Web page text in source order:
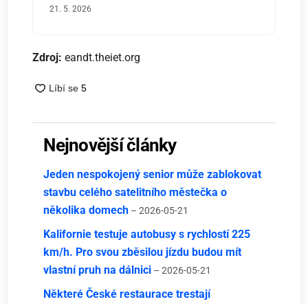
21. 5. 2026
Zdroj: eandt.theiet.org
Nejnovější články
Jeden nespokojený senior může zablokovat
stavbu celého satelitního městečka o
několika domech – 2026-05-21
Kalifornie testuje autobusy s rychlostí 225
km/h. Pro svou zběsilou jízdu budou mít
vlastní pruh na dálnici – 2026-05-21
Některé České restaurace trestají